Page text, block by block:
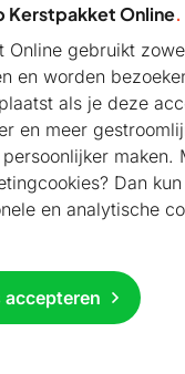
van
Kerstpakket Online.
Online gebruikt
en worden
als je deze
en meer
maken.
Dan
en analytische
accepteren